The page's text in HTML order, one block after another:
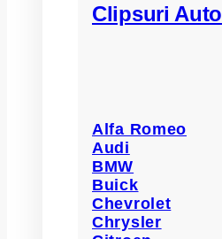
Clipsuri Auto
Alfa Romeo
Audi
BMW
Buick
Chevrolet
Chrysler